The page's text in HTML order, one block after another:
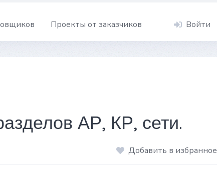
Проекты от заказчиков Войти
АР, КР, сети.
Добавить в избранное